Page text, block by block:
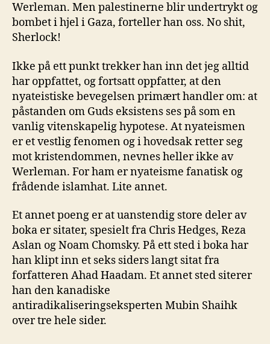
Werleman. Men palestinerne blir undertrykt og
bombet i hjel i Gaza, forteller han oss. No shit,
Sherlock!
Ikke på ett punkt trekker han inn det jeg alltid
har oppfattet, og fortsatt oppfatter, at den
nyateistiske bevegelsen primært handler om: at
påstanden om Guds eksistens ses på som en
vanlig vitenskapelig hypotese. At nyateismen
er et vestlig fenomen og i hovedsak retter seg
mot kristendommen, nevnes heller ikke av
Werleman. For ham er nyateisme fanatisk og
frådende islamhat. Lite annet.
Et annet poeng er at uanstendig store deler av
boka er sitater, spesielt fra Chris Hedges, Reza
Aslan og Noam Chomsky. På ett sted i boka har
han klipt inn et seks siders langt sitat fra
forfatteren Ahad Haadam. Et annet sted siterer
han den kanadiske
antiradikaliseringseksperten Mubin Shaihk
over tre hele sider.